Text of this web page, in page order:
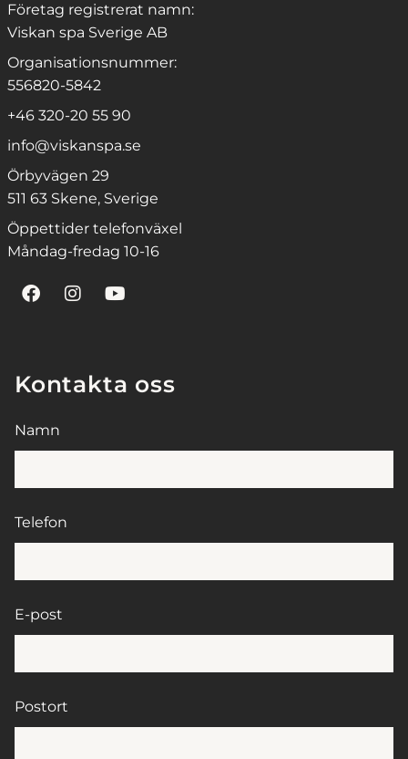
Företag registrerat namn:
Viskan spa Sverige AB
Organisationsnummer:
556820-5842
+46 320-20 55 90
info@viskanspa.se
Örbyvägen 29
511 63 Skene, Sverige
Öppettider telefonväxel
Måndag-fredag 10-16
Kontakta oss
Namn
Telefon
E-post
Postort